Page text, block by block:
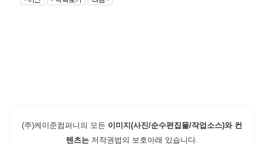
(주)케이준컴퍼니의 모든 이미지(사진/순수편집물/작업소스)와 컨
텐츠는 저작권법의 보호아래 있습니다.